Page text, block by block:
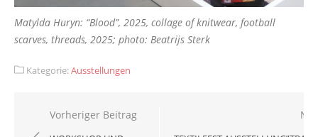
Matylda Huryn: “Blood”, 2025, collage of knitwear, football
scarves, threads, 2025; photo: Beatrijs Sterk
Kategorie:Ausstellungen
Beitragsnavigation
Vorheriger Beitrag